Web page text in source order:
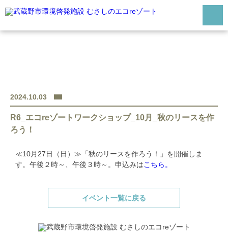
開館カレンダー
Q&A
休館日：火曜、祝日(月曜が祝日の場合は月曜開館、水曜
2024.10.03
R6_エコreゾートワークショップ_10月_秋のリースを作
ろう！
≪10月27日（日）≫「秋のリースを作ろう！」を開催しま
す。午後２時～、午後３時～。申込みはこちら。
イベント一覧に戻る